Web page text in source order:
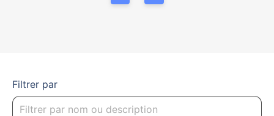
Filtrer par